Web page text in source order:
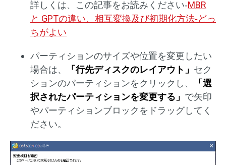
詳しくは、この記事をお読みください‐MBR
と GPTの違い、相互変換及び初期化方法‐どっ
ちがよい
パーティションのサイズや位置を変更したい
場合は、
「行先ディスクのレイアウト」 セク
ションのパーティションをクリックし、
「選
択されたパーティションを変更する」 で矢印
やパーティションブロックをドラッグしてく
ださい。